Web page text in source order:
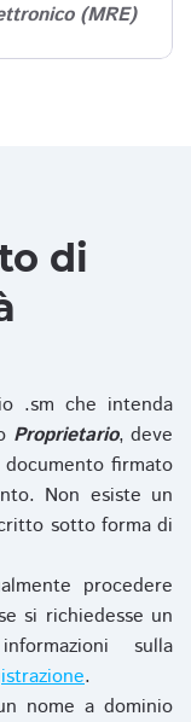
(MRE)
di
.sm che intenda
Proprietario, deve
firmato
Non esiste un
sotto forma di
procedere
si richiedesse un
sulla
.
nome a dominio